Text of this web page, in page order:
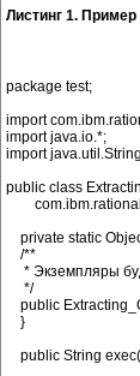
Листинг 1. Пример
package test;
import
import java.io.*;
import
public class